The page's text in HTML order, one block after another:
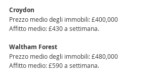
Croydon
Prezzo medio degli immobili: £400,000
Affitto medio: £430 a settimana.
Waltham Forest
Prezzo medio degli immobili: £480,000
Affitto medio: £590 a settimana.